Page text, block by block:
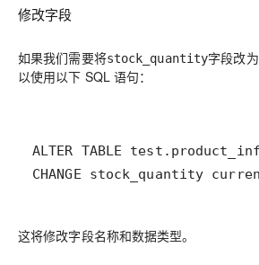
修改字段
如果我们需要将stock_quantity字段改为
以使用以下 SQL 语句：
这将修改字段名称和数据类型。